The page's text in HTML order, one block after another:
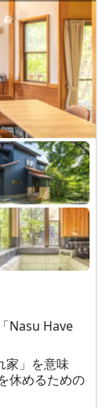
Nasu Have
家」を意味
休めるための